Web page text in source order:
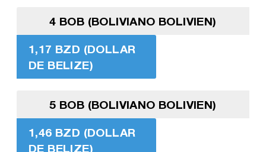
4 BOB (BOLIVIANO BOLIVIEN)
1,17 BZD (DOLLAR
DE BELIZE)
5 BOB (BOLIVIANO BOLIVIEN)
1,46 BZD (DOLLAR
DE BELIZE)